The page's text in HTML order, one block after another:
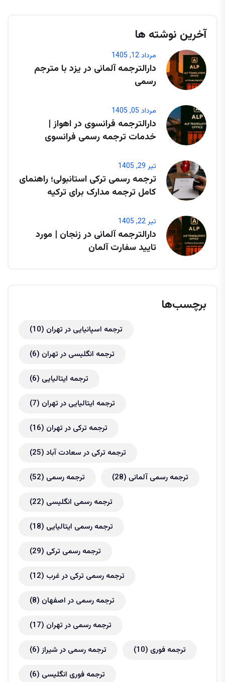
آخرین نوشته ها
مرداد 12, 1405
دارالترجمه آلمانی در یزد با مترجم
رسمی
مرداد 05, 1405
دارالترجمه فرانسوی در اهواز |
خدمات ترجمه رسمی فرانسوی
تیر 29, 1405
ترجمه رسمی ترکی استانبولی؛ راهنمای
کامل ترجمه مدارک برای ترکیه
تیر 22, 1405
دارالترجمه آلمانی در زنجان | مورد
تایید سفارت آلمان
برچسب‌ها
ترجمه اسپانیایی در تهران (10)
ترجمه انگلیسی در تهران (6)
ترجمه ایتالیایی (6)
ترجمه ایتالیایی در تهران (7)
ترجمه ترکی در تهران (16)
ترجمه ترکی در سعادت آباد (25)
ترجمه رسمی (52) ترجمه رسمی آلمانی (28)
ترجمه رسمی انگلیسی (22)
ترجمه رسمی ایتالیایی (18)
ترجمه رسمی ترکی (29)
ترجمه رسمی ترکی در غرب (12)
ترجمه رسمی در اصفهان (8)
ترجمه رسمی در تهران (17)
ترجمه رسمی در شیراز(6) ترجمه فوری (10)
ترجمه فوری انگلیسی (6)